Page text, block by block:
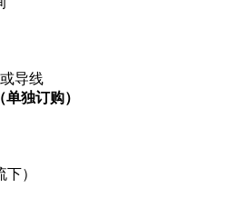
或导线
独订购）
）